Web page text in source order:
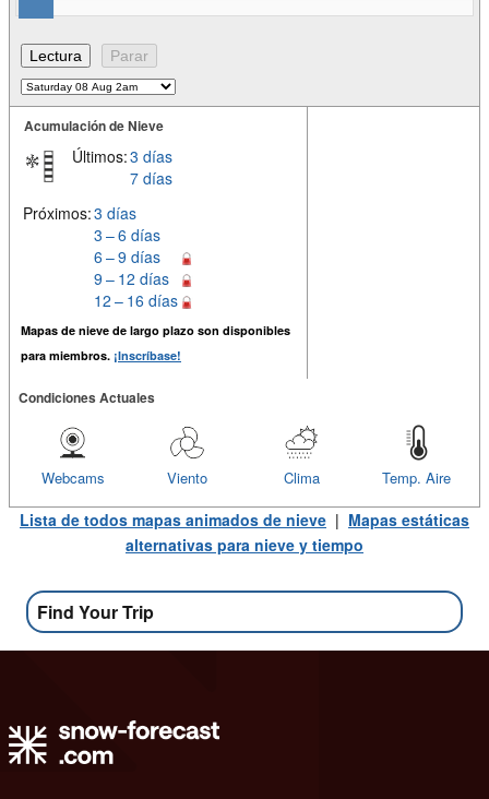
Acumulación de Nieve
Últimos:3 días
7 días
Próximos:3 días
3 – 6 días
6 – 9 días
9 – 12 días
12 – 16 días
Mapas de nieve de largo plazo son disponibles
para miembros. ¡Inscríbase!
Condiciones Actuales
Temp. Aire
Clima
Viento
Webcams
Lista de todos mapas animados de nieve | Mapas estáticas
alternativas para nieve y tiempo
Find Your Trip